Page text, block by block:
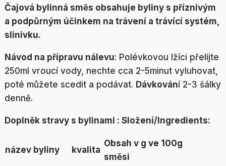
Čajová bylinná směs obsahuje byliny s příznivým
a podpůrným účinkem na trávení a trávící systém,
slinivku.
Návod na přípravu nálevu: Polévkovou lžíci přelijte
250ml vroucí vody, nechte cca 2-5minut vyluhovat,
poté můžete scedit a podávat. Dávkování 2-3 šálky
denně.
Doplněk stravy s bylinami : Složení/Ingredients:
název byliny kvalita
Obsah v g ve 100g
směsi